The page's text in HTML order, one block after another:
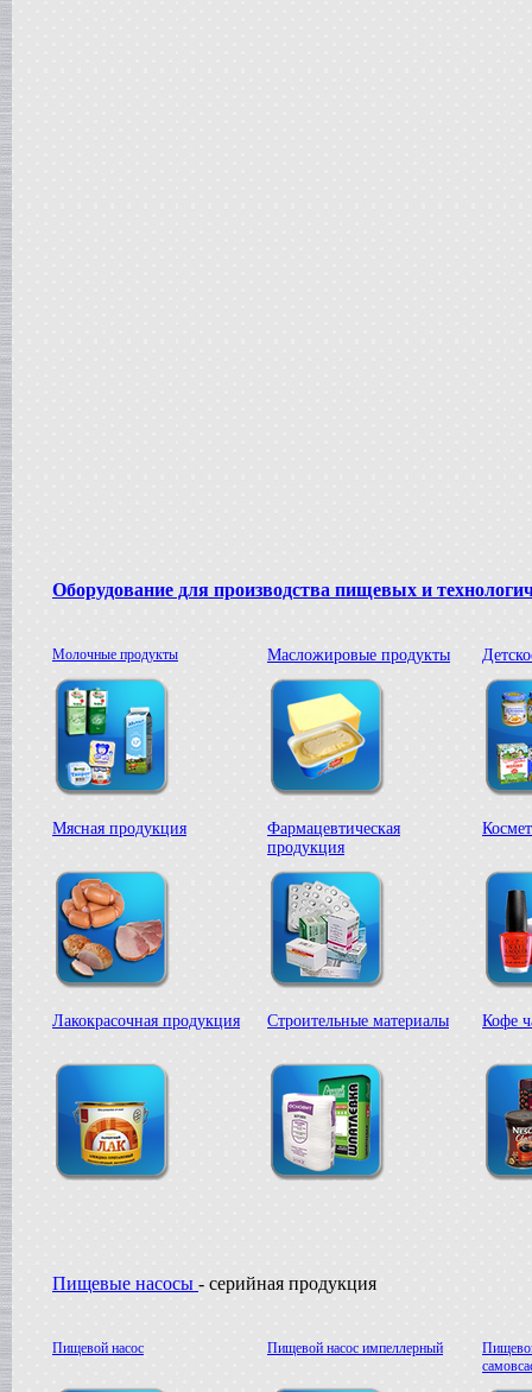
в г. Ростов на Дону
Автоклав
в г. Брянск
Гомогенизатор
в г. Тверь
Диссольвер
в г. Спаск
Линия для сгущенного молока
Вакуум-выпарной аппарат
Темперирующая машина
в г. Бологое
Вакуумный котел
в г. Клин
Восстановитель сухого молока
в г.Белгород
в г. Дмитров
в г.Азов
г. Александров
Пищевой насос
в г.Вологду
Гомогенизатор
Оборудование для производства пищевых и
Молочные продукты Масложировые продукты
Мясная продукция
Фармацевтическая
продукция
Лакокрасочная продукция Строительные материалы Кофе
Пищевые насосы - серийная продукция
Пищевой насос Пищевой насос импеллерный